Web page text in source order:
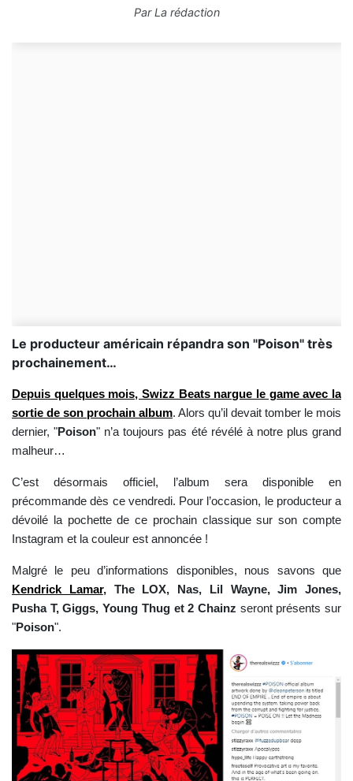
ParLa rédaction
Le producteur américain répandra son "Poison" très
prochainement…
Depuis quelques mois, Swizz Beatsnargue le game avec la
sortie de son prochain album. Alors qu’il devait tomber le mois
dernier, "Poison" n’a toujours pas été révélé à notre plus grand
malheur…
C’est désormais officiel, l’album sera disponible en
précommande dès ce vendredi. Pour l’occasion, le producteur a
dévoilé la pochette de ce prochain classique sur son compte
Instagram et la couleur est annoncée !
Malgré le peu d’informations disponibles, nous savons que
Kendrick Lamar, The LOX, Nas, Lil Wayne, Jim Jones,
Pusha T, Giggs, Young Thug et 2 Chainz seront présents sur
"Poison".